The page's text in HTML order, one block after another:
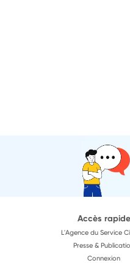
Accès rapide
L'Agence du Service
Presse &
Connexion